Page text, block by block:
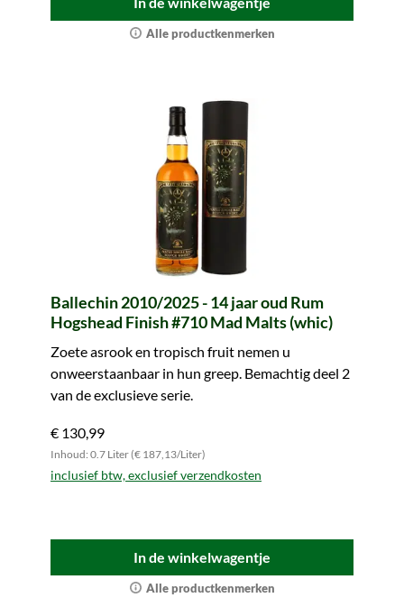
Alle productkenmerken
Ballechin 2010/2025 - 14 jaar oud Rum
Hogshead Finish #710 Mad Malts (whic)
Zoete asrook en tropisch fruit nemen u
onweerstaanbaar in hun greep. Bemachtig deel 2
van de exclusieve serie.
€ 130,99
Inhoud: 0.7 Liter (€ 187,13/Liter)
inclusief btw, exclusief verzendkosten
In de winkelwagentje
Alle productkenmerken